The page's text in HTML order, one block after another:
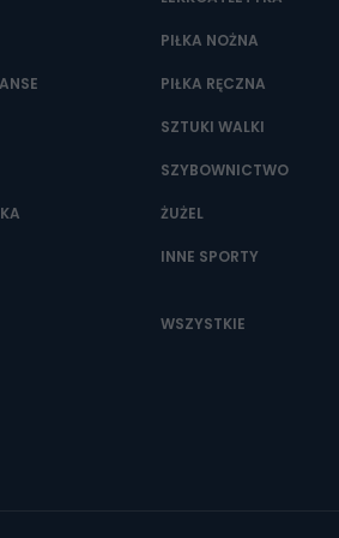
PIŁKA NOŻNA
PIŁKA RĘCZNA
SZTUKI WALKI
SZYBOWNICTWO
ŻUŻEL
INNE SPORTY
WSZYSTKIE